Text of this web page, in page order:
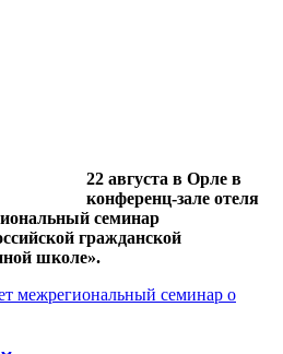
22 августа в Орле в
конференц-зале отеля
семинар
гражданской
школе».
межрегиональный семинар о